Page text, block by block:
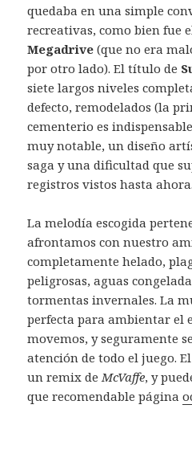
quedaba en una simple
recreativas, como bien fue
Megadrive (que no era
por otro lado). El título de
siete largos niveles
defecto, remodelados (la
cementerio es
muy notable, un diseño
saga y una dificultad que
registros vistos hasta ahora.
La melodía escogida
afrontamos con nuestro
completamente helado,
peligrosas, aguas
tormentas invernales. La
perfecta para ambientar el
movemos, y seguramente
atención de todo el juego.
un remix de McVaffe, y
que recomendable página